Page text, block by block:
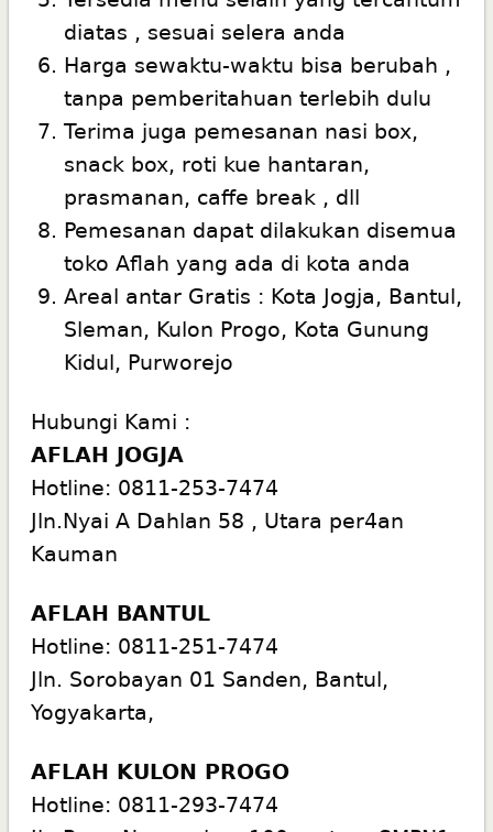
diatas , sesuai selera anda
Harga sewaktu-waktu bisa berubah ,
tanpa pemberitahuan terlebih dulu
Terima juga pemesanan nasi box,
snack box, roti kue hantaran,
prasmanan, caffe break , dll
Pemesanan dapat dilakukan disemua
toko Aflah yang ada di kota anda
Areal antar Gratis : Kota Jogja, Bantul,
Sleman, Kulon Progo, Kota Gunung
Kidul, Purworejo
Hubungi Kami :
AFLAH JOGJA
Hotline: 0811-253-7474
Jln.Nyai A Dahlan 58 , Utara per4an
Kauman
AFLAH BANTUL
Hotline: 0811-251-7474
Jln. Sorobayan 01 Sanden, Bantul,
Yogyakarta,
AFLAH KULON PROGO
Hotline: 0811-293-7474